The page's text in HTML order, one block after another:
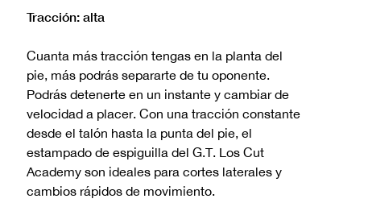
Tracción: alta
Cuanta más tracción tengas en la planta del
pie, más podrás separarte de tu oponente.
Podrás detenerte en un instante y cambiar de
velocidad a placer. Con una tracción constante
desde el talón hasta la punta del pie, el
estampado de espiguilla del G.T. Los Cut
Academy son ideales para cortes laterales y
cambios rápidos de movimiento.